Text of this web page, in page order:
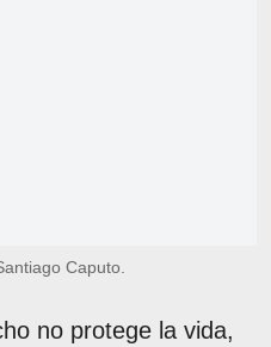
Caputo.
no protege la vida,